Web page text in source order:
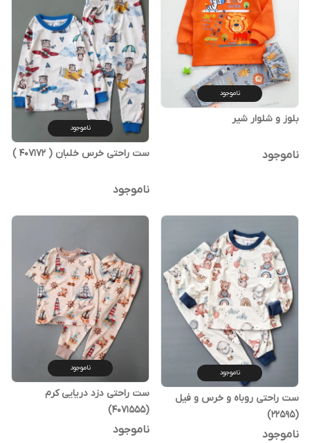
ناموجود
بلوز و شلوار شیر
ناموجود
ناموجود
ست راحتی خرس خلبان ( 407172 )
ناموجود
ناموجود
ست راحتی روباه و خرس و فیل
(22595)
ناموجود
ناموجود
ست راحتی دزد دریایی کرم
(4071555)
ناموجود